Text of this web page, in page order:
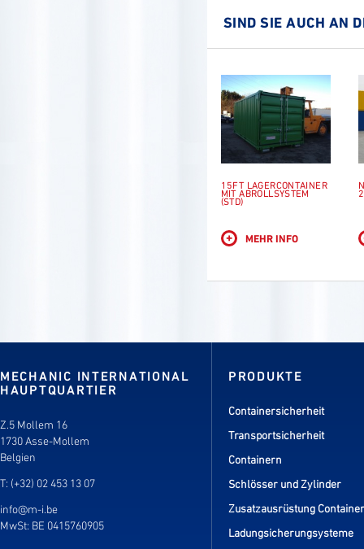
SIND SIE AUCH AN
15FT LAGERCONTAINER
MIT ABROLLSYSTEM
(STD)
+ MEHR INFO
MECHANIC INTERNATIONAL
HAUPTQUARTIER
Z.5 Mollem 16
1730 Asse-Mollem
Belgien
T: (+32) 02 453 13 07
info@m-i.be
MwSt: BE 0415760905
PRODUKTE
Containersicherheit
Transportsicherheit
Containern
Schlösser und Zylinder
Zusatzausrüstung
Ladungsicherungsysteme